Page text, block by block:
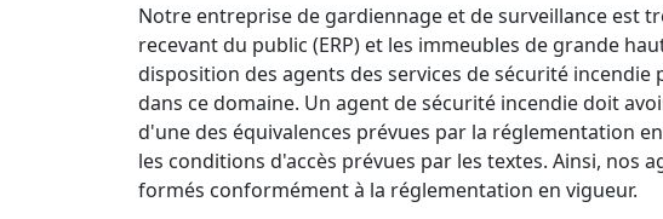
Notre entreprise de gardiennage et de surveillance est
recevant du public (ERP) et les immeubles de grande
disposition des agents des services de sécurité
dans ce domaine. Un agent de sécurité incendie doit
d'une des équivalences prévues par la réglementation
les conditions d'accès prévues par les textes. Ainsi, nos
formés conformément à la réglementation en vigueur.